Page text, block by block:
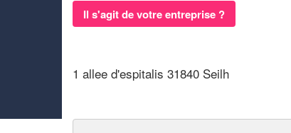
Il s'agit de votre entreprise ?
1 allee d'espitalis 31840 Seilh